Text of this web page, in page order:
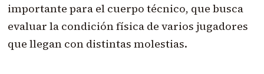
importante para el cuerpo técnico, que busca
evaluar la condición física de varios jugadores
que llegan con distintas molestias.